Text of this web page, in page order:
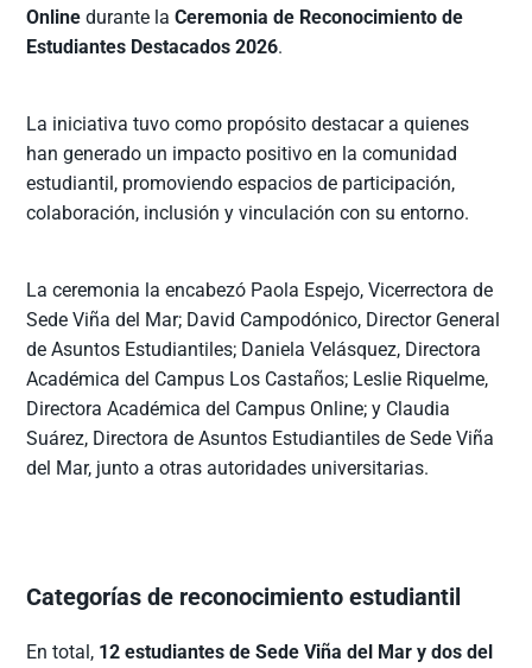
Online durante laCeremonia de Reconocimiento de
Estudiantes Destacados 2026.
La iniciativa tuvo como propósito destacar a quienes
han generado un impacto positivo en la comunidad
estudiantil, promoviendo espacios de participación,
colaboración, inclusión y vinculación con su entorno.
La ceremonia la encabezó Paola Espejo, Vicerrectora de
Sede Viña del Mar; David Campodónico, Director General
de Asuntos Estudiantiles; Daniela Velásquez, Directora
Académica del Campus Los Castaños; Leslie Riquelme,
Directora Académica del Campus Online; y Claudia
Suárez, Directora de Asuntos Estudiantiles de Sede Viña
del Mar, junto a otras autoridades universitarias.
Categorías de reconocimiento estudiantil
En total, 12 estudiantes de Sede Viña del Mar y dos del